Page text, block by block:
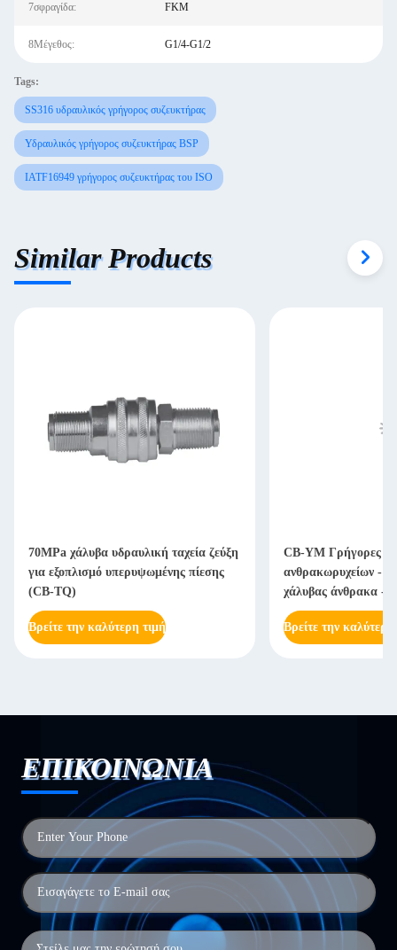
7σφραγίδα: FKM
8Μέγεθος: G1/4-G1/2
Tags:
SS316 υδραυλικός γρήγορος συζευκτήρας
Υδραυλικός γρήγορος συζευκτήρας BSP
IATF16949 γρήγορος συζευκτήρας του ISO
Similar Products
70MPa χάλυβα υδραυλική ταχεία ζεύξη
για εξοπλισμό υπερυψωμένης πίεσης
(CB-TQ)
Βρείτε την καλύτερη τιμή
CB-YM Γρήγορες
ανθρακωρυχείων -
χάλυβας άνθρακα -
Βρείτε την καλύτερη
ΕΠΙΚΟΙΝΩΝΙΑ